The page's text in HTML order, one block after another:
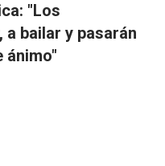
"Los
a bailar y pasarán
ánimo"